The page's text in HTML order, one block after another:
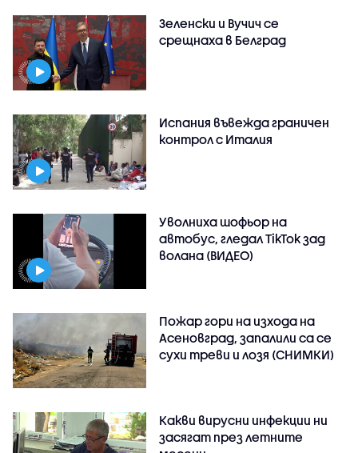
Зеленски и Вучич се
срещнаха в Белград
Испания въвежда граничен
контрол с Италия
Уволниха шофьор на
автобус, гледал TikTok зад
волана (ВИДЕО)
Пожар гори на изхода на
Асеновград, запалили са се
сухи треви и лозя (СНИМКИ)
Какви вирусни инфекции ни
засягат през летните